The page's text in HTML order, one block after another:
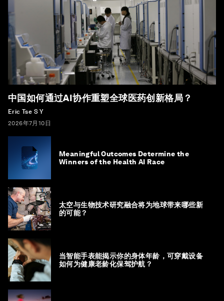
中国如何通过AI协作重塑全球医药创新格局？
Eric Tse S Y
2026年7月10日
Meaningful Outcomes Determine the
Winners of the Health AI Race
太空与生物技术研究融合将为地球带来哪些新
的可能？
当智能手表能揭示你的身体年龄，可穿戴设备
如何为健康老龄化保驾护航？